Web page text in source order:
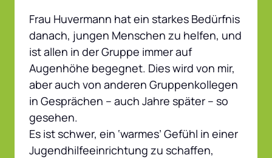
Frau Huvermann hat ein starkes Bedürfnis
danach, jungen Menschen zu helfen, und
ist allen in der Gruppe immer auf
Augenhöhe begegnet. Dies wird von mir,
aber auch von anderen Gruppenkollegen
in Gesprächen – auch Jahre später – so
gesehen.
Es ist schwer, ein ‘warmes’ Gefühl in einer
Jugendhilfeeinrichtung zu schaffen,